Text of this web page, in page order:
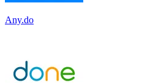
Any.do